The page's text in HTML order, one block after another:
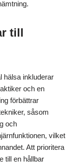
prestationen.
hydrering
minska fokus och
Att inkludera
gör att